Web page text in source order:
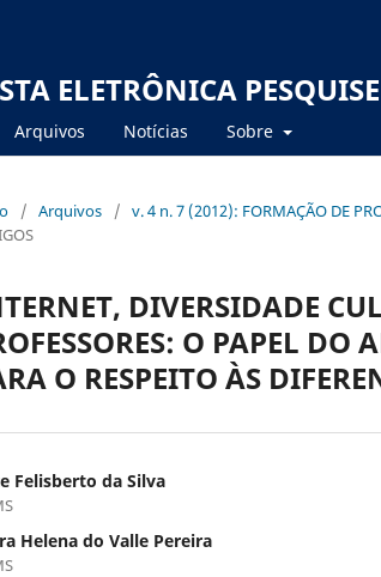
ELETRÔNICA
Arquivos Notícias Sobre
/ Arquivos / v. 4 n. 7 (2012): FORMAÇÃO DE
DIVERSIDADE
O PAPEL DO
O RESPEITO ÀS
Felisberto da Silva
Helena do Valle Pereira